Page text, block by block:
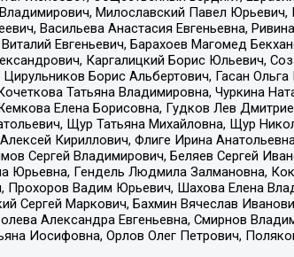
Милославский Павел
Васильева Анастасия Евгеньевна,
Евгеньевич, Барахоев Магомед
Каргалицкий Борис Юльевич,
Борис Альбертович, Гасан
Татьяна Владимировна, Чуркина
Елена Борисовна, Гудков Лев
Щур Татьяна Михайловна, Щур
Кириллович, Флиге Ирина
Сергей Владимирович, Беляев Сергей
Юрьевна, Гендель Людмила Залмановна,
Вадим Юрьевич, Шахова Елена
Сергей Маркович, Бахмин Вячеслав
Александра Евгеньевна, Смирнов
Иосифовна, Орлов Олег Петрович,